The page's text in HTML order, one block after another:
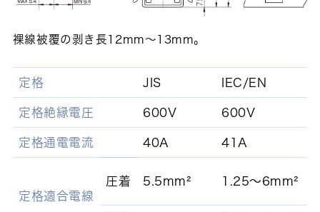
裸線被覆の剥き長12mm～13mm。
定格 JIS IEC/EN
定格絶縁電圧 600V 600V
定格通電電流 40A 41A
定格適合電線
圧着 5.5mm² 1.25～6mm²